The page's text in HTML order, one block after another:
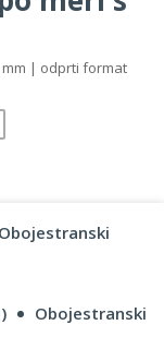
| odprti format
Obojestranski
Obojestranski